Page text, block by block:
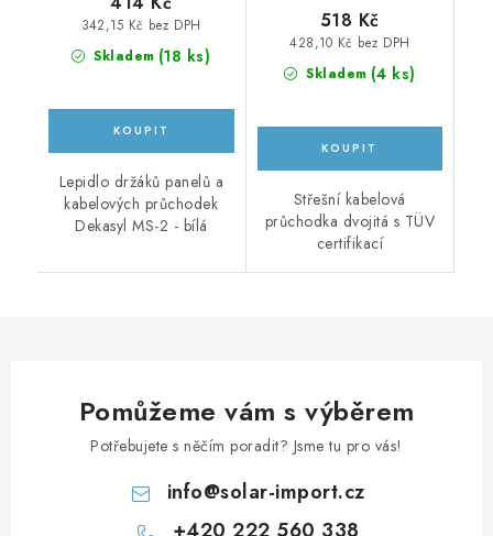
Skladem (18 ks)
342,15 Kč bez DPH
Lepidlo držáků panelů a
kabelových průchodek
Dekasyl MS-2 - bílá
Skladem (4 ks)
428,10 Kč bez DPH
518 Kč
Střešní kabelová
průchodka dvojitá s TÜV
certifikací
Pomůžeme vám s výběrem
Potřebujete s něčím poradit? Jsme tu pro vás!
info@solar-import.cz